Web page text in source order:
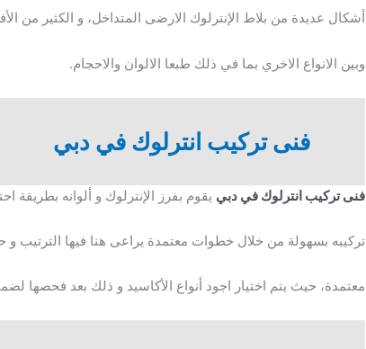
أشكال عديدة من بلاط الإنترلوك الارضى المتداخل، و الكثير من
وبين الانواع الاخري بما في ذلك طبعا الالوان والاحجام.
فنى تركيب انترلوك في دبي
فنى تركيب انترلوك في دبي يقوم بفرز الإنترلوك و ألوانه
تركيبه بسهولة من خلال خطوات معتمدة يراعى هنا فيها الترتيب
معتمدة، حيث يتم اختيار اجود أنواع الأكاسيد و ذلك بعد فحصها